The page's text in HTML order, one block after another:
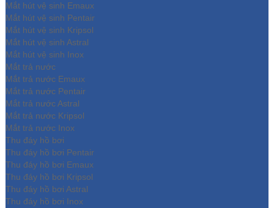
Mắt hút vệ sinh Emaux
Mắt hút vệ sinh Pentair
Mắt hút vệ sinh Kripsol
Mắt hút vệ sinh Astral
Mắt hút vệ sinh Inox
Mắt trả nước
Mắt trả nước Emaux
Mắt trả nước Pentair
Mắt trả nước Astral
Mắt trả nước Kripsol
Mắt trả nước Inox
Thu đáy hồ bơi
Thu đáy hồ bơi Pentair
Thu đáy hồ bơi Emaux
Thu đáy hồ bơi Kripsol
Thu đáy hồ bơi Astral
Thu đáy hồ bơi Inox